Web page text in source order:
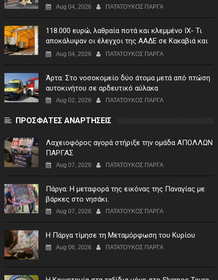
Aug 04, 2026 ΠΑΤΑΤΟΥΚΟΣ ΠΑΡΓΑ
118.000 ευρώ, λαθραία ποτά και κλεμμένο ΙΧ- Τι
αποκάλυψαν οι έλεγχοι της ΑΑΔΕ σε Κακαβιά και
Μαυρομάτι
Aug 04, 2026 ΠΑΤΑΤΟΥΚΟΣ ΠΑΡΓΑ
Άρτα: Στο νοσοκομείο δύο άτομα μετά από πτώση
αυτοκινήτου σε αρδευτικό αύλακα
Aug 02, 2026 ΠΑΤΑΤΟΥΚΟΣ ΠΑΡΓΑ
ΠΡΟΣΦΑΤΕΣ ΑΝΑΡΤΗΣΕΙΣ
Λαχειοφόρος αγορά στήριξε την ομάδα ΑΠΟΛΛΩΝ
ΠΑΡΓΑΣ
Aug 07, 2026 ΠΑΤΑΤΟΥΚΟΣ ΠΑΡΓΑ
Πάργα: Η μεταφορά της εικόνας της Παναγίας με
βάρκες στο νησάκι.
Aug 07, 2026 ΠΑΤΑΤΟΥΚΟΣ ΠΑΡΓΑ
Η Πάργα τίμησε τη Μεταμόρφωση του Κυρίου
Aug 06, 2026 ΠΑΤΑΤΟΥΚΟΣ ΠΑΡΓΑ